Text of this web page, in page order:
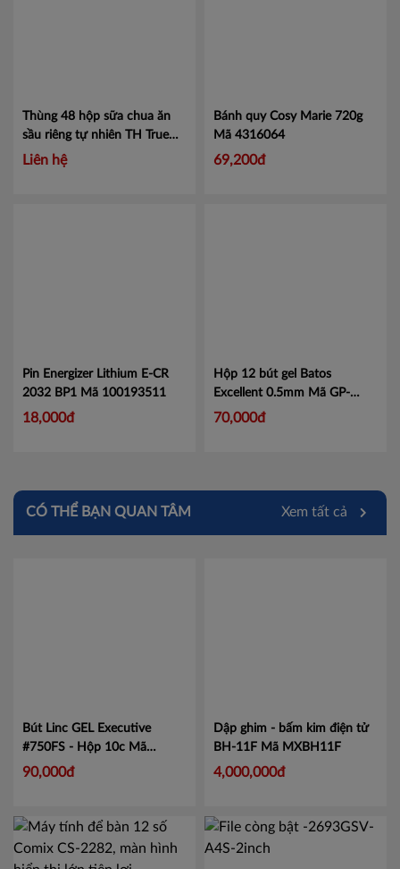
Bạc Liêu
Bến Tre
Long An
Trà Vinh
Thùng 48 hộp sữa chua ăn
sầu riêng tự nhiên TH True
Yogurt 100g
Liên hệ
Bánh quy Cosy Marie 720g
Mã 4316064
69,200đ
Pin Energizer Lithium E-CR
2032 BP1 Mã 100193511
18,000đ
Hộp 12 bút gel Batos
Excellent 0.5mm Mã GP-
B05B-2
70,000đ
CÓ THỂ BẠN QUAN TÂM Xem tất cả
Bút Linc GEL Executive
#750FS - Hộp 10c Mã
LIN750
90,000đ
Dập ghim - bấm kim điện tử
BH-11F Mã MXBH11F
4,000,000đ